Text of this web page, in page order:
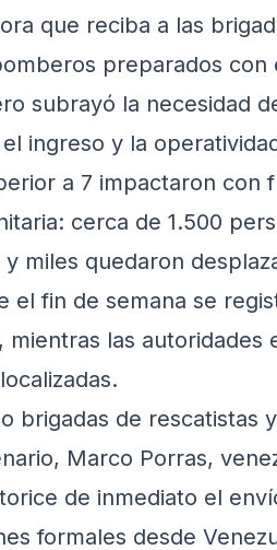
que reciba a las
preparados con
subrayó la necesidad
ingreso y la
a 7 impactaron con
cerca de 1.500
miles quedaron
el fin de semana se
mientras las autoridades
brigadas de rescatistas
Marco Porras,
de inmediato el
formales desde